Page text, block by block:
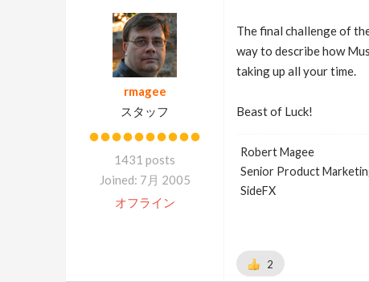
rmagee
スタッフ
1431 posts
Joined: 7月 2005
オフライン
The final challenge of
way to describe how
taking up all your time.
Beast of Luck!
Robert Magee
Senior Product
SideFX
2